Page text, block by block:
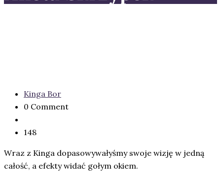
Kinga Bor
0 Comment
148
Wraz z Kinga dopasowywałyśmy swoje wizję w jedną
całość, a efekty widać gołym okiem.